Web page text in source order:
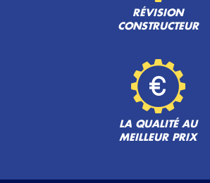
RÉVISION
CONSTRUCTEUR
LA QUALITÉ AU
MEILLEUR PRIX